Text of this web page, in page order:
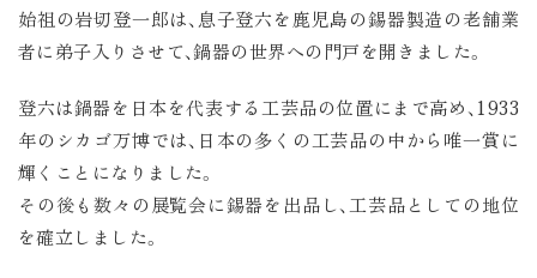
始祖の岩切登一郎は、息子登六を鹿児島の錫器製造の老舗業
者に弟子入りさせて、鍋器の世界への門戸を開きました。
登六は鍋器を日本を代表する工芸品の位置にまで高め、1933
年のシカゴ万博では、日本の多くの工芸品の中から唯一賞に
輝くことになりました。
その後も数々の展覧会に錫器を出品し、工芸品としての地位
を確立しました。